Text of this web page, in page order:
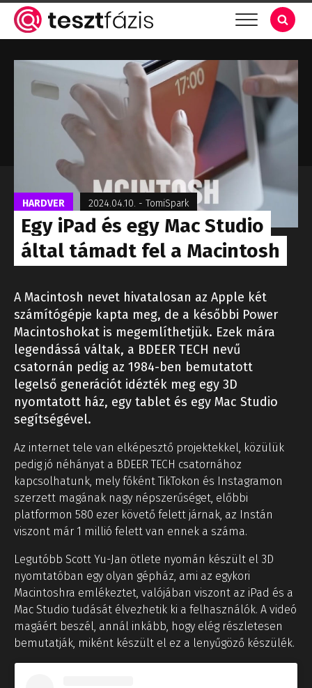
HARDVER 2024.04.10. - TomiSpark
Egy iPad és egy Mac Studio
által támadt fel a Macintosh
A Macintosh nevet hivatalosan az Apple két
számítógépje kapta meg, de a későbbi Power
Macintoshokat is megemlíthetjük. Ezek mára
legendássá váltak, a BDEER TECH nevű
csatornán pedig az 1984-ben bemutatott
legelső generációt idézték meg egy 3D
nyomtatott ház, egy tablet és egy Mac Studio
segítségével.
Az internet tele van elképesztő projektekkel, közülük
pedig jó néhányat a BDEER TECH csatornához
kapcsolhatunk, mely főként TikTokon és Instagramon
szerzett magának nagy népszerűséget, előbbi
platformon 580 ezer követő felett járnak, az Instán
viszont már 1 millió felett van ennek a száma.
Legutóbb Scott Yu-Jan ötlete nyomán készült el 3D
nyomtatóban egy olyan gépház, ami az egykori
Macintoshra emlékeztet, valójában viszont az iPad és a
Mac Studio tudását élvezhetik ki a felhasználók. A videó
magáért beszél, annál inkább, hogy elég részletesen
bemutatják, miként készült el ez a lenyűgöző készülék.